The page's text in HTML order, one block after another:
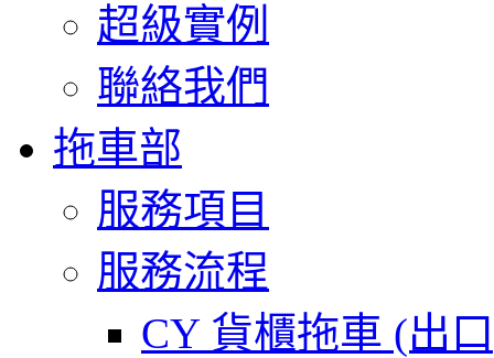
超級實例
聯絡我們
拖車部
服務項目
服務流程
CY 貨櫃拖車 (出